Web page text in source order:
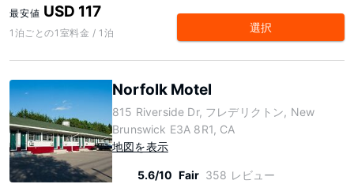
最安値 USD 117
1泊ごとの1室料金 / 1泊 選択
Norfolk Motel
815 Riverside Dr, フレデリクトン, New
Brunswick E3A 8R1, CA
地図を表示
5.6/10 Fair 358 レビュー